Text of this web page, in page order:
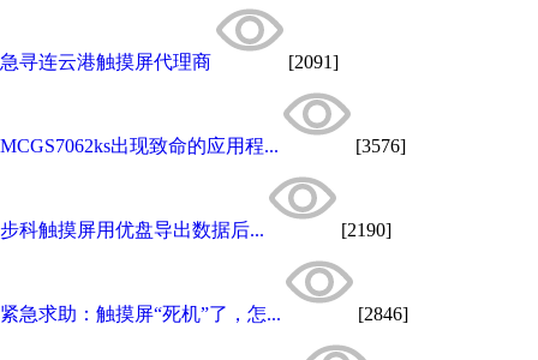
急寻连云港触摸屏代理商 [2091]
MCGS7062ks出现致命的应用程... [3576]
步科触摸屏用优盘导出数据后... [2190]
紧急求助：触摸屏“死机”了，怎... [2846]